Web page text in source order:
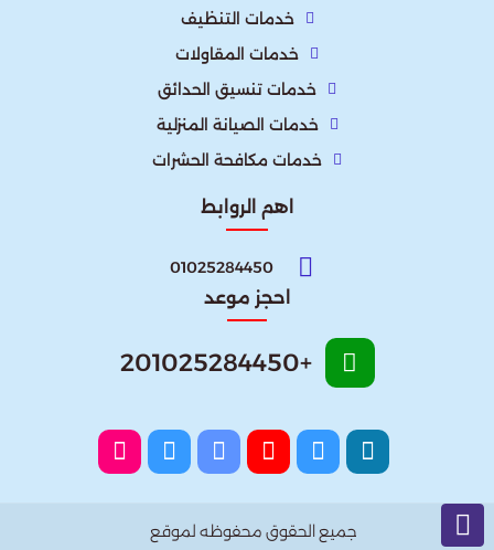
خدمات التنظيف
خدمات المقاولات
خدمات تنسيق الحدائق
خدمات الصيانة المنزلية
خدمات مكافحة الحشرات
اهم الروابط
01025284450
احجز موعد
+201025284450
جميع الحقوق محفوظه لموقع